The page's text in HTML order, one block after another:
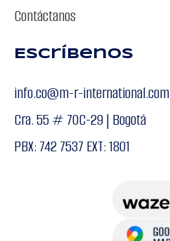
Contáctanos
Escríbenos
info.co@m-r-international.com
Cra. 55 # 70C-29 | Bogotá
PBX: 742 7537 EXT: 1801